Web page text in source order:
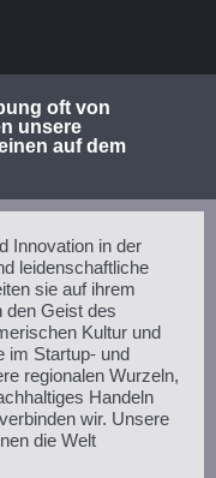
oft von
unsere
auf dem
Innovation in der
leidenschaftliche
sie auf ihrem
den Geist des
Kultur und
im Startup- und
regionalen Wurzeln,
Handeln
wir. Unsere
die Welt